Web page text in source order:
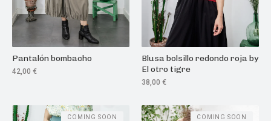
Pantalón bombacho
42,00 €
Blusa bolsillo redondo roja by
El otro tigre
38,00 €
COMING SOON COMING SOON